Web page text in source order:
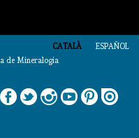
ESPAÑOL
CATALÀ
de Mineralogia